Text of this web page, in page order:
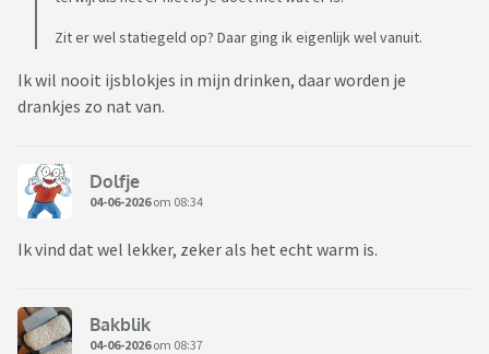
Zit er wel statiegeld op? Daar ging ik eigenlijk wel vanuit.
Ik wil nooit ijsblokjes in mijn drinken, daar worden je
drankjes zo nat van.
Dolfje
04-06-2026om 08:34
Ik vind dat wel lekker, zeker als het echt warm is.
Bakblik
04-06-2026om 08:37